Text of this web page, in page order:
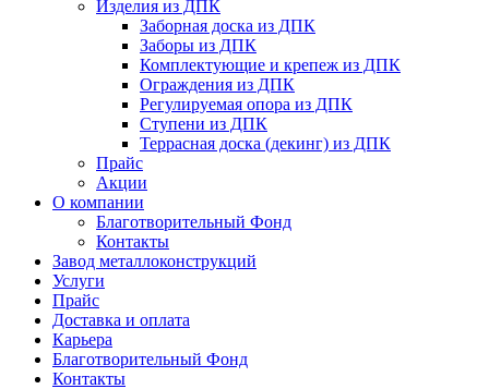
Изделия из ДПК
Заборная доска из ДПК
Заборы из ДПК
Комплектующие и крепеж из ДПК
Ограждения из ДПК
Регулируемая опора из ДПК
Ступени из ДПК
Террасная доска (декинг) из ДПК
Прайс
Акции
О компании
Благотворительный Фонд
Контакты
Завод металлоконструкций
Услуги
Прайс
Доставка и оплата
Карьера
Благотворительный Фонд
Контакты